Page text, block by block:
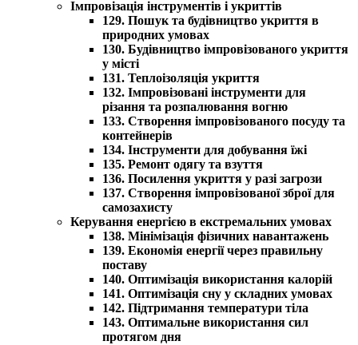
Імпровізація інструментів і укриттів
129. Пошук та будівництво укриття в
природних умовах
130. Будівництво імпровізованого укриття
у місті
131. Теплоізоляція укриття
132. Імпровізовані інструменти для
різання та розпалювання вогню
133. Створення імпровізованого посуду та
контейнерів
134. Інструменти для добування їжі
135. Ремонт одягу та взуття
136. Посилення укриття у разі загрози
137. Створення імпровізованої зброї для
самозахисту
Керування енергією в екстремальних умовах
138. Мінімізація фізичних навантажень
139. Економія енергії через правильну
поставу
140. Оптимізація використання калорій
141. Оптимізація сну у складних умовах
142. Підтримання температури тіла
143. Оптимальне використання сил
протягом дня